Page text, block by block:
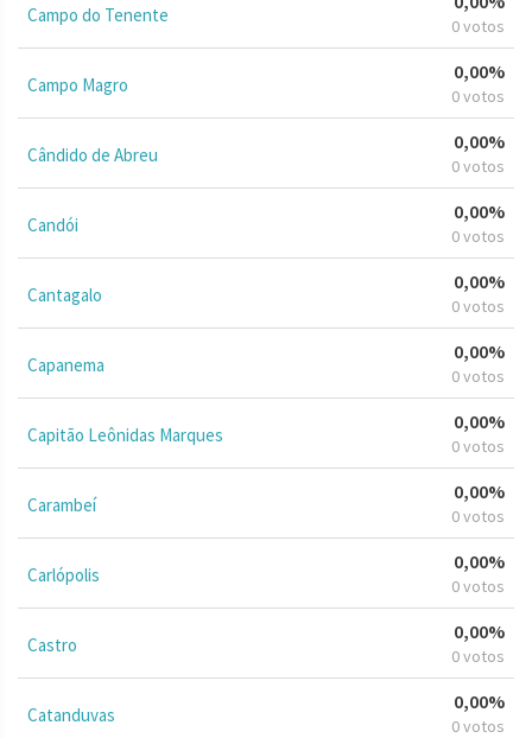
Campo do Tenente 0 votos
Campo Magro
0,00%
0 votos
Cândido de Abreu
0,00%
0 votos
Candói
0,00%
0 votos
Cantagalo
0,00%
0 votos
Capanema
0,00%
0 votos
Capitão Leônidas Marques
0,00%
0 votos
Carambeí
0,00%
0 votos
Carlópolis
0,00%
0 votos
Castro
0,00%
0 votos
Catanduvas
0,00%
0 votos